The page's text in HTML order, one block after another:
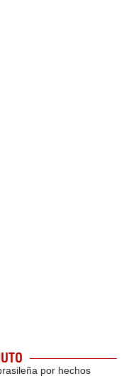
por hechos